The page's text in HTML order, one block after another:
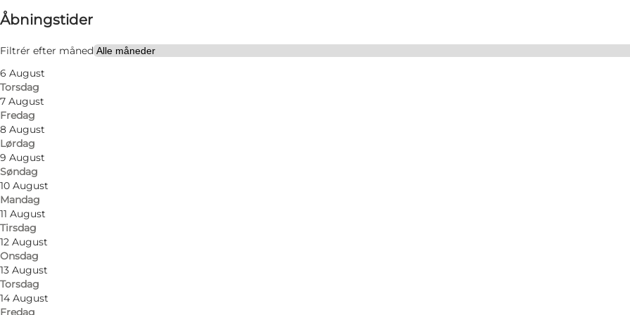
Åbningstider
Filtrér efter måned
6 August
Torsdag
7 August
Fredag
8 August
Lørdag
9 August
Søndag
10 August
Mandag
11 August
Tirsdag
12 August
Onsdag
13 August
Torsdag
14 August
Fredag
Besøg hjemmeside
Design, fashion, funktion og afslappet fritidstøj til hele familien. Redgreen, Under Armour, Sea Ranch,
Læs mere